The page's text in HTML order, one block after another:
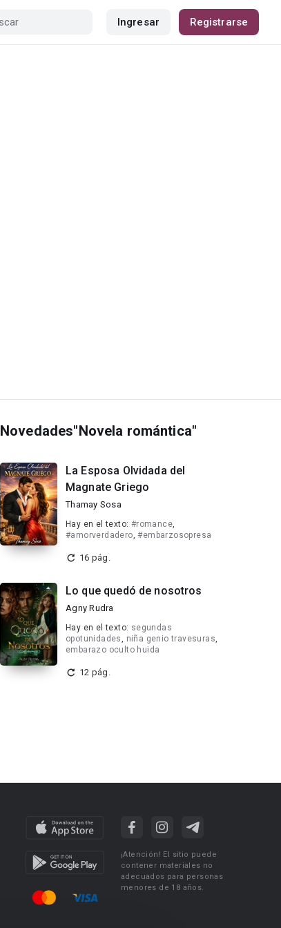
Ingresar Registrarse
Novedades"Novela romántica"
La Esposa Olvidada del
Magnate Griego
Thamay Sosa
Hay en el texto: #romance,
#amorverdadero,#embarzosopresa
16 pág.
Lo que quedó de nosotros
Agny Rudra
Hay en el texto: segundas
opotunidades, niña genio travesuras,
embarazo oculto huida
12 pág.
¡Atención! El sitio puede
contener materiales no
adecuados para personas
menores de 18 años.